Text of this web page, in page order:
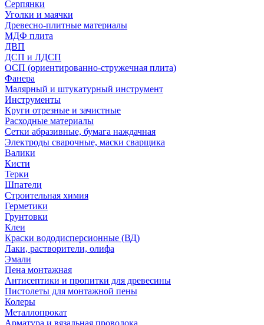
Серпянки
Уголки и маячки
Древесно-плитные материалы
МДФ плита
ДВП
ДСП и ЛДСП
ОСП (ориентированно-стружечная плита)
Фанера
Малярный и штукатурный инструмент
Инструменты
Круги отрезные и зачистные
Расходные материалы
Сетки абразивные, бумага наждачная
Электроды сварочные, маски сварщика
Валики
Кисти
Терки
Шпатели
Строительная химия
Герметики
Грунтовки
Клеи
Краски вододисперсионные (ВД)
Лаки, растворители, олифа
Эмали
Пена монтажная
Антисептики и пропитки для древесины
Пистолеты для монтажной пены
Колеры
Металлопрокат
Арматура и вязальная проволока